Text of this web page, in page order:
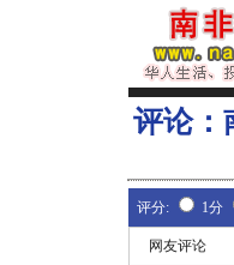
评论：
评分: 1分
网友评论